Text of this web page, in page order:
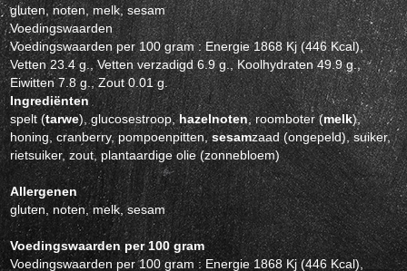
gluten, noten, melk, sesam
Voedingswaarden
Voedingswaarden per 100 gram : Energie 1868 Kj (446 Kcal),
Vetten 23.4 g., Vetten verzadigd 6.9 g., Koolhydraten 49.9 g.,
Eiwitten 7.8 g., Zout 0.01 g.
Ingrediënten
spelt (tarwe), glucosestroop,hazelnoten, roomboter (melk),
honing, cranberry, pompoenpitten,sesamzaad (ongepeld), suiker,
rietsuiker, zout, plantaardige olie (zonnebloem)
Allergenen
gluten, noten, melk, sesam
Voedingswaarden per 100 gram
Voedingswaarden per 100 gram : Energie 1868 Kj (446 Kcal),